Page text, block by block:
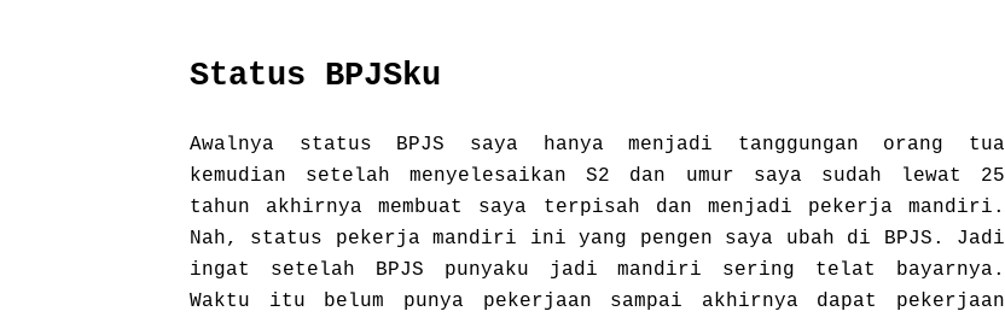
Status BPJSku
Awalnya status BPJS saya hanya menjadi tanggungan orang tua
kemudian setelah menyelesaikan S2 dan umur saya sudah lewat 25
tahun akhirnya membuat saya terpisah dan menjadi pekerja mandiri.
Nah, status pekerja mandiri ini yang pengen saya ubah di BPJS. Jadi
ingat setelah BPJS punyaku jadi mandiri sering telat bayarnya.
Waktu itu belum punya pekerjaan sampai akhirnya dapat pekerjaan